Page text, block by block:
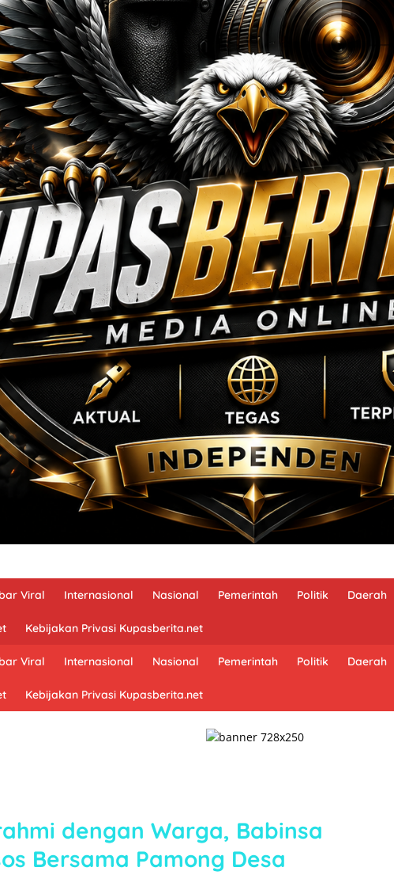
Viral Internasional Nasional Pemerintah Politik Daerah
Kebijakan Privasi Kupasberita.net
Viral Internasional Nasional Pemerintah Politik Daerah
Kebijakan Privasi Kupasberita.net
dengan Warga, Babinsa
Bersama Pamong Desa